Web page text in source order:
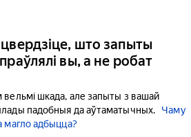
што запыты
вы, а не робат
вельмі шкада, але запыты з вашай
падобныя да аўтаматычных.
Чаму
магло адбыцца?